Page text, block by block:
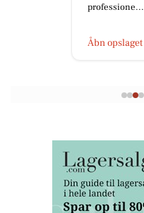
professione...
Åbn opslaget